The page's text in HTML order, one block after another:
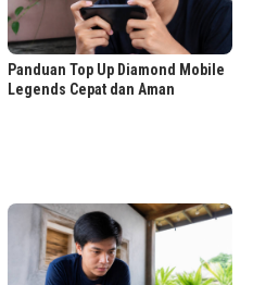
Panduan Top Up Diamond Mobile
Legends Cepat dan Aman